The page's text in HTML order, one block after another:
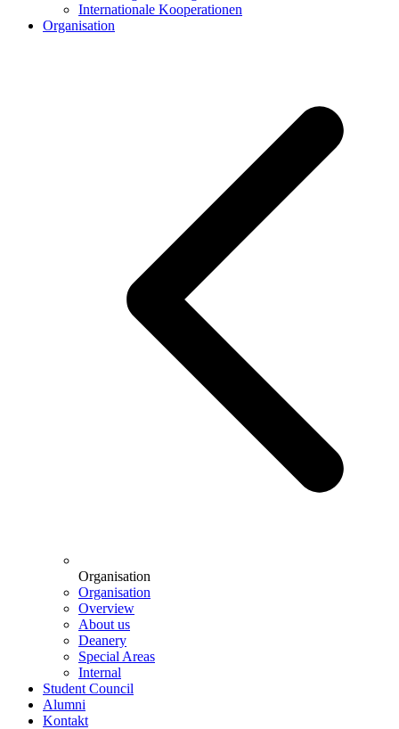
Internationale Kooperationen
Organisation
Organisation
Organisation
Overview
About us
Deanery
Special Areas
Internal
Student Council
Alumni
Kontakt